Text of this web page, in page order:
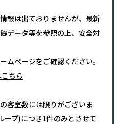
報は出ておりませんが、最新
データ等を参照の上、安全対
ムページをご確認ください。
ちら
客室数には限りがございま
ープ)につき1件のみとさせて